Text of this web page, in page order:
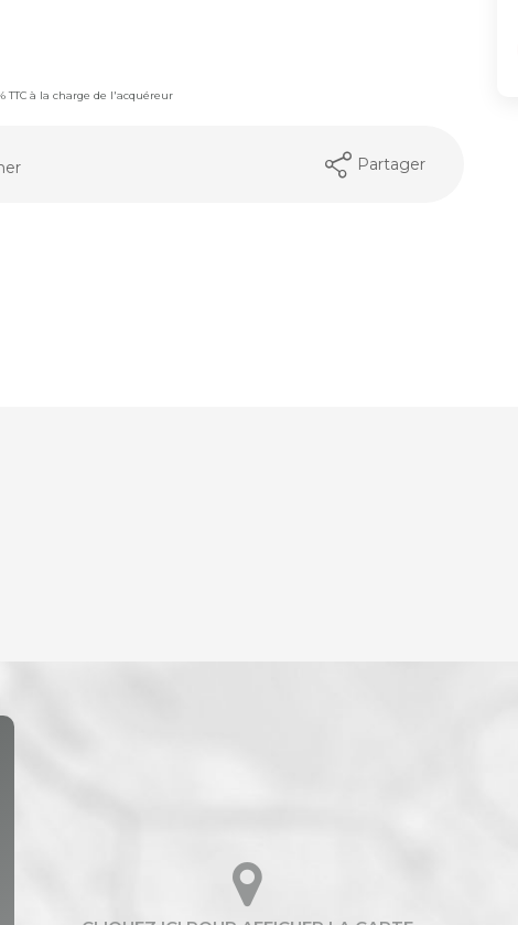
TTC à la charge de l'acquéreur
Partager